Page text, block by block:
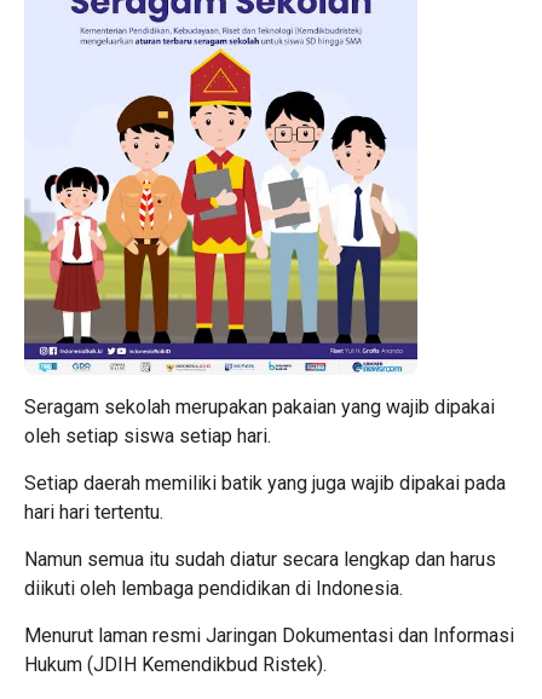
Seragam sekolah merupakan pakaian yang wajib dipakai
oleh setiap siswa setiap hari.
Setiap daerah memiliki batik yang juga wajib dipakai pada
hari hari tertentu.
Namun semua itu sudah diatur secara lengkap dan harus
diikuti oleh lembaga pendidikan di Indonesia.
Menurut laman resmi Jaringan Dokumentasi dan Informasi
Hukum (JDIH Kemendikbud Ristek).